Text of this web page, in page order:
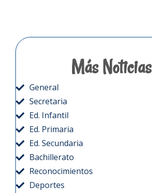
Más Noticias
General
Secretaria
Ed. Infantil
Ed. Primaria
Ed. Secundaria
Bachillerato
Reconocimientos
Deportes